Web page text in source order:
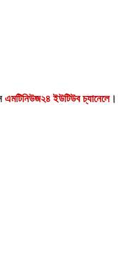
এমটিনিউজ২৪ ইউটিউব চ্যানেলে।